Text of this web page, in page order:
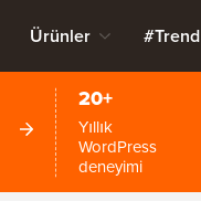
Ürünler #Trend
20+
Yıllık
WordPress
deneyimi